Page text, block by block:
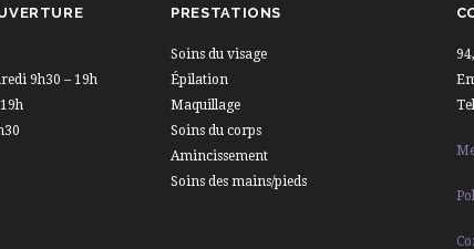
9h30 – 19h
PRESTATIONS
Soins du visage
Épilation
Maquillage
Soins du corps
Amincissement
Soins des mains/pieds